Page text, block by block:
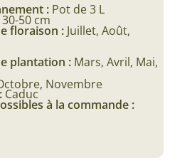
: Pot de 3 L
30-50 cm
floraison : Juillet, Août,
plantation : Mars, Avril, Mai,
Novembre
Caduc
à la commande :